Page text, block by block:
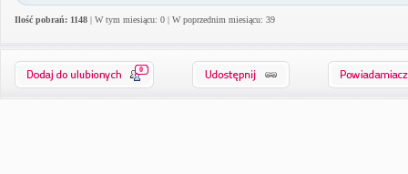
Ilość pobrań: 1148 | W tym miesiącu: 0 | W poprzednim miesiącu: 39
0